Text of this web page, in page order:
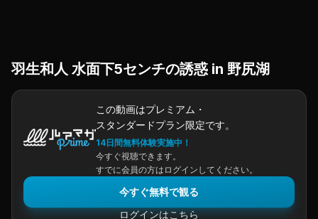
羽生和人 水面下5センチの誘惑 in 野尻湖
この動画はプレミアム・
スタンダードプラン限定です。
14日間無料体験実施中！
今すぐ視聴できます。
すでに会員の方はログインしてください。
今すぐ無料で観る
ログインはこちら